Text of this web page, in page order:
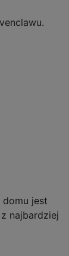
jest
najbardziej